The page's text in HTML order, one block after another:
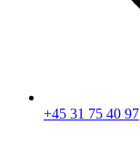
+45 31 75 40 97